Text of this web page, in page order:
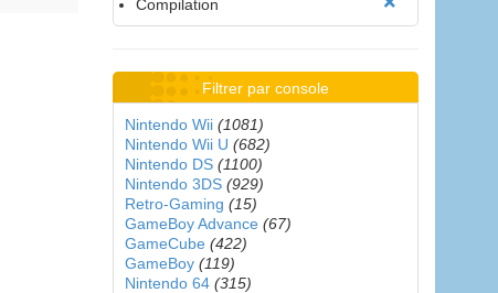
Compilation
Filtrer par console
Nintendo Wii (1081)
Nintendo Wii U (682)
Nintendo DS (1100)
Nintendo 3DS (929)
Retro-Gaming (15)
GameBoy Advance (67)
GameCube (422)
GameBoy (119)
Nintendo 64 (315)